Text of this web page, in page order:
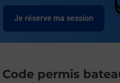
Je réserve ma session
Code permis